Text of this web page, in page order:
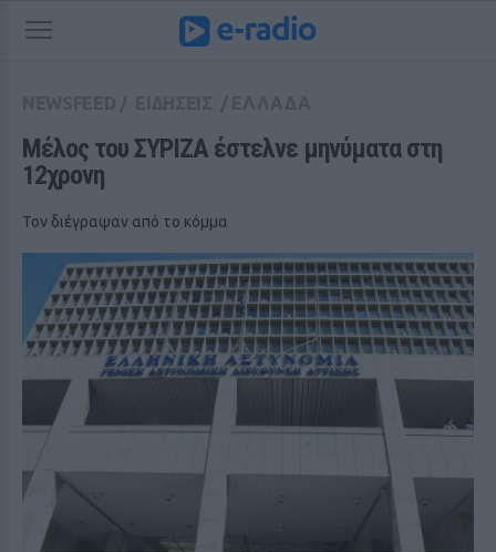
Μέλος του ΣΥΡΙΖΑ έστελνε μηνύματα στη
12χρονη
Τον διέγραψαν από το κόμμα